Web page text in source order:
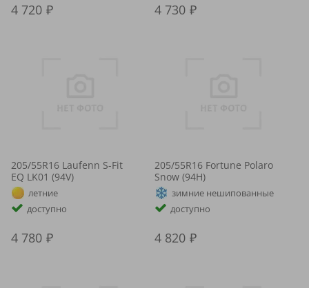
4 720 4 730
205/55R16 Laufenn S-Fit
EQ LK01 (94V)
летние
доступно
4 780
205/55R16 Fortune Polaro
Snow (94H)
зимние нешипованные
доступно
4 820